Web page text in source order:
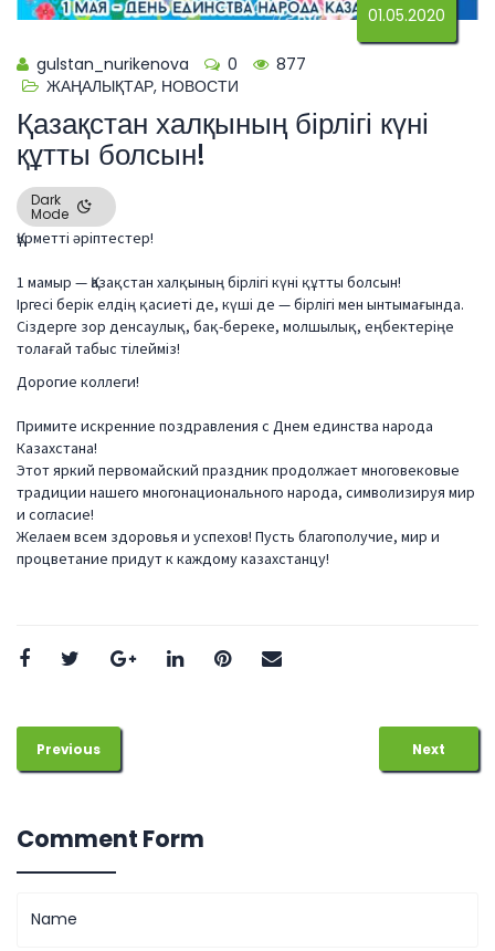
01.05.2020
gulstan_nurikenova 0
877
ЖАҢАЛЫҚТАР, НОВОСТИ
Қазақстан халқының бірлігі күні
құтты болсын!
Dark
Mode
Құрметті әріптестер!
1 мамыр — Қазақстан халқының бірлігі күні құтты болсын!
Іргесі берік елдің қасиеті де, күші де — бірлігі мен ынтымағында.
Сіздерге зор денсаулық, бақ-береке, молшылық, еңбектеріңе
толағай табыс тілейміз!
Дорогие коллеги!
Примите искренние поздравления с Днем единства народа
Казахстана!
Этот яркий первомайский праздник продолжает многовековые
традиции нашего многонационального народа, символизируя мир
и согласие!
Желаем всем здоровья и успехов! Пусть благополучие, мир и
процветание придут к каждому казахстанцу!
Previous Next
Comment Form